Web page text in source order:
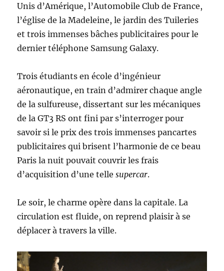
Unis d’Amérique, l’Automobile Club de France,
l’église de la Madeleine, le jardin des Tuileries
et trois immenses bâches publicitaires pour le
dernier téléphone Samsung Galaxy.
Trois étudiants en école d’ingénieur
aéronautique, en train d’admirer chaque angle
de la sulfureuse, dissertant sur les mécaniques
de la GT3 RS ont fini par s’interroger pour
savoir si le prix des trois immenses pancartes
publicitaires qui brisent l’harmonie de ce beau
Paris la nuit pouvait couvrir les frais
d’acquisition d’une tellesupercar.
Le soir, le charme opère dans la capitale. La
circulation est fluide, on reprend plaisir à se
déplacer à travers la ville.